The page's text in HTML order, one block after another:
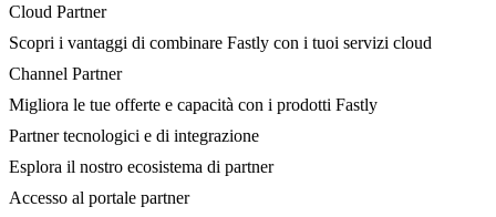
Cloud Partner
Scopri i vantaggi di combinare Fastly con i tuoi servizi cloud
Channel Partner
Migliora le tue offerte e capacità con i prodotti Fastly
Partner tecnologici e di integrazione
Esplora il nostro ecosistema di partner
Accesso al portale partner